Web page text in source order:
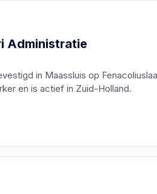
Administratie
in Maassluis op
en is actief in Zuid-Holland.